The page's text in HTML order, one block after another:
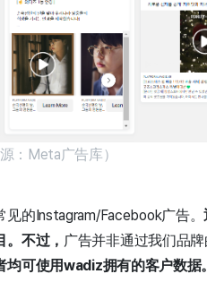
：Meta广告库）
见的Instagram/Facebook广告。
不过， 广告并非通过我们品
均可使用wadiz拥有的客户数据